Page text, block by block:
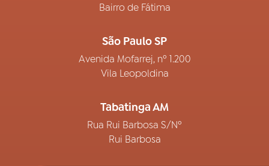
Bairro de Fátima
São Paulo SP
Avenida Mofarrej, nº 1.200
Vila Leopoldina
Tabatinga AM
Rua Rui Barbosa S/Nº
Rui Barbosa